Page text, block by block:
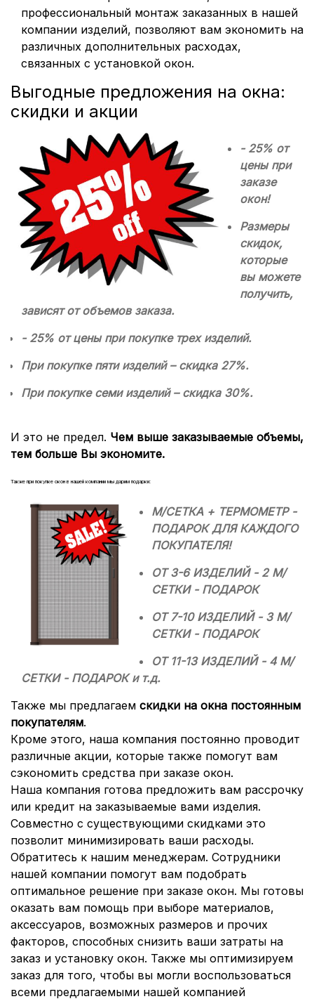
профессиональный монтаж заказанных в нашей
компании изделий, позволяют вам экономить на
различных дополнительных расходах,
связанных с установкой окон.
Выгодные предложения на окна:
скидки и акции
- 25% от
цены при
заказе
окон!
Размеры
скидок,
которые
вы можете
получить,
зависят от объемов заказа.
- 25% от цены при покупке трех изделий.
При покупке пяти изделий – скидка 27%.
При покупке семи изделий – скидка 30%.
И это не предел. Чем выше заказываемые объемы,
тем больше Вы экономите.
Также при покупке окон в нашей компании мы дарим подарки:
М/СЕТКА + ТЕРМОМЕТР -
ПОДАРОК ДЛЯ КАЖДОГО
ПОКУПАТЕЛЯ!
ОТ 3-6 ИЗДЕЛИЙ - 2 М/
СЕТКИ - ПОДАРОК
ОТ 7-10 ИЗДЕЛИЙ - 3 М/
СЕТКИ - ПОДАРОК
ОТ 11-13 ИЗДЕЛИЙ - 4 М/
СЕТКИ - ПОДАРОК и т.д.
Также мы предлагаем скидки на окна постоянным
покупателям.
Кроме этого, наша компания постоянно проводит
различные акции, которые также помогут вам
сэкономить средства при заказе окон.
Наша компания готова предложить вам рассрочку
или кредит на заказываемые вами изделия.
Совместно с существующими скидками это
позволит минимизировать ваши расходы.
Обратитесь к нашим менеджерам. Сотрудники
нашей компании помогут вам подобрать
оптимальное решение при заказе окон. Мы готовы
оказать вам помощь при выборе материалов,
аксессуаров, возможных размеров и прочих
факторов, способных снизить ваши затраты на
заказ и установку окон. Также мы оптимизируем
заказ для того, чтобы вы могли воспользоваться
всеми предлагаемыми нашей компанией